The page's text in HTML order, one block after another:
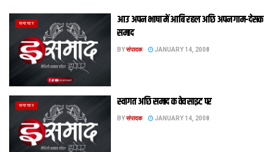
समाचार
आउ अपन भाषा में आबि रहल अछि अपन गाम-देसक
समाद
BYसंपादक JANUARY 14, 2008
समाचार स्वागत अछि समाद क वेव साइट पर
BYसंपादक JANUARY 14, 2008